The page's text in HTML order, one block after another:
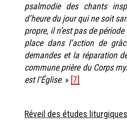
psalmodie des chants
d’heure du jour qui ne soit
propre, il n’est pas de
place dans l’action de
demandes et la réparation
commune prière du Corps
est l’Église. » [7]
Réveil des études liturgiques